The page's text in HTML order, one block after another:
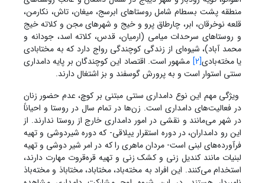
منطقه پشت بسطام شامل روستاهای ابرسج، میغان، تاش، نکارمن،
قلعه نوخرقان، ابر، چارطاق پرو و خیج و شهرهای مجن و کلاته خیج
و روستاهای سرحدات میامی (ارمیان، قدس، کلاته اسد، جودانه و
محمد آباد)، شیوه‌ای از زندگی کوچندگی رواج دارد که به مختابادی
یا مخته‌بادی[2]
مشهور است. اقتصاد این کوچندگان بر پایه دامداری
سنتی استوار است و به پرورش گوسفند و بز اشتغال دارند.
ویژگی مهم این نوع دامداری سنتی مبتنی بر کوچ، عدم حضور زنان
در فعالیت‌های دامداری است. زن‌ها در تمام سال در روستا و احیاناً
در شهر می‌مانند و نقشی در امور دامداری خارج از روستا ندارند. از
این رو دامداران، در دوره استقرار ییلاقی- که دوره شیردوشی و تهیه
فرآورده‌های لبنی است- مردان ماهری را که در امر شیر دوشی و تهیه
لبنیات مانند کندیل زنی و کشک زنی و تهیه قره‌قروت مهارت دارند،
استخدام می‌کنند. این افراد به مخته‌باد، مختاباد، مختاباذ و مخته‌باذ